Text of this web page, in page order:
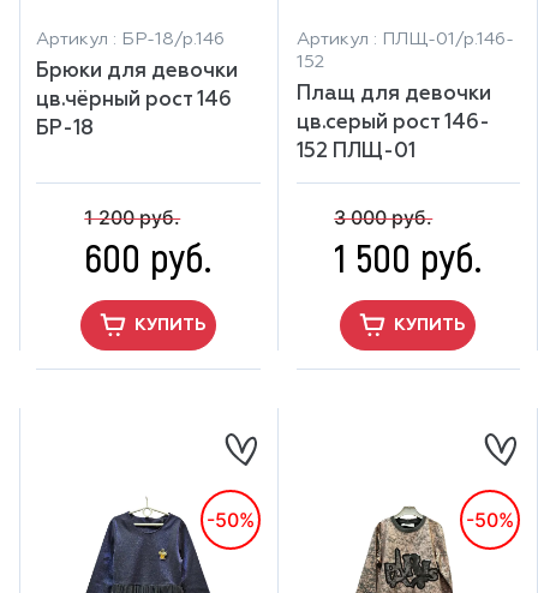
Артикул : БР-18/р.146
Брюки для девочки
цв.чёрный рост 146
БР-18
1 200 руб.
600 руб.
КУПИТЬ
Артикул : ПЛЩ-01/р.146-
152
Плащ для девочки
цв.серый рост 146-
152 ПЛЩ-01
3 000 руб.
1 500 руб.
КУПИТЬ
-50% -50%